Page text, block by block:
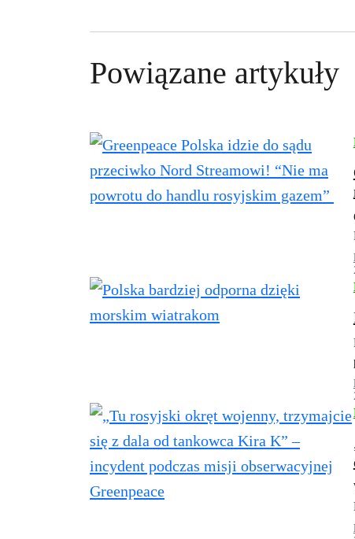
Powiązane artykuły